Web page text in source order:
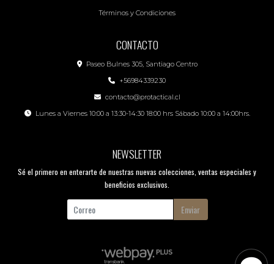
Términos y Condiciones
CONTACTO
Paseo Bulnes 305, Santiago Centro
+56984339230
contacto@protactical.cl
Lunes a Viernes 10:00 a 13:30-14:30 18:00 hrs Sábado 10:00 a 14:00hrs.
NEWSLETTER
Sé el primero en enterarte de nuestras nuevas colecciones, ventas especiales y
beneficios exclusivos.
Enviar